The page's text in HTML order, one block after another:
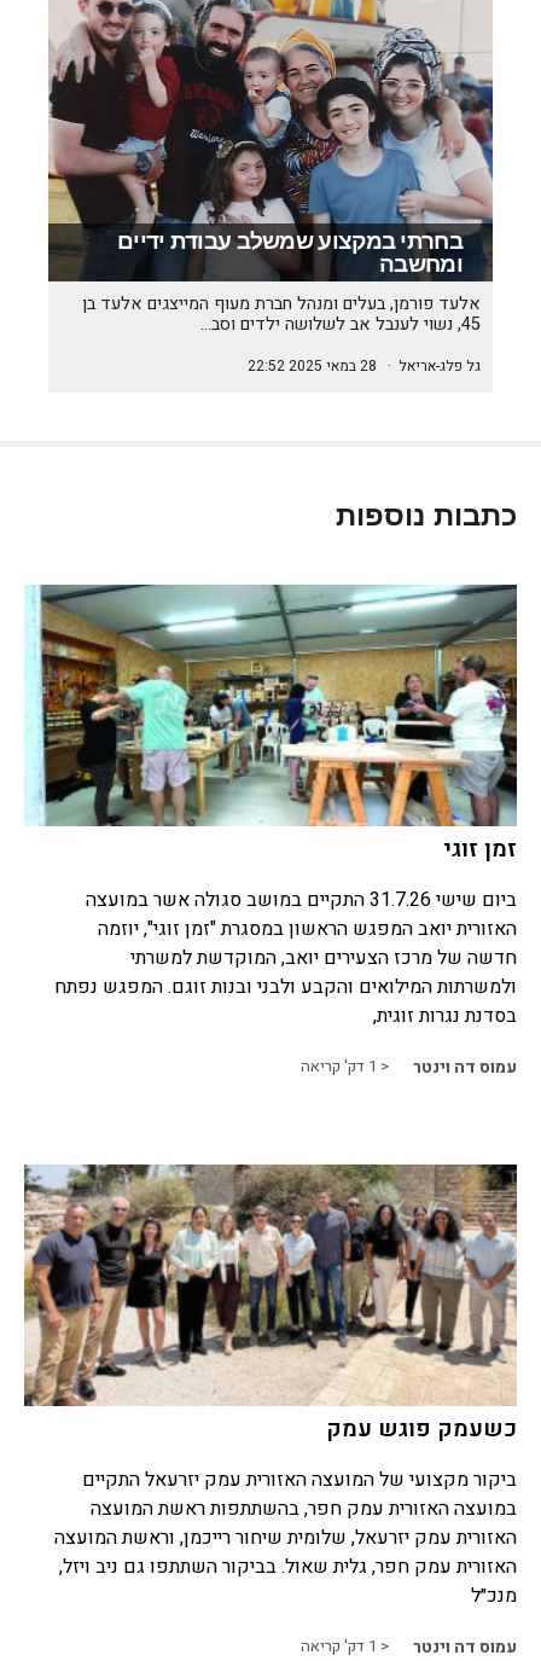
בחרתי במקצוע שמשלב עבודת ידיים
ומחשבה
אלעד פורמן, בעלים ומנהל חברת מעוף המייצגים אלעד בן
45, נשוי לענבל אב לשלושה ילדים וסב…
גל פלג-אריאל · 28 במאי 2025 22:52
כתבות נוספות
זמן זוגי
ביום שישי 31.7.26 התקיים במושב סגולה אשר במועצה
האזורית יואב המפגש הראשון במסגרת "זמן זוגי", יוזמה
חדשה של מרכז הצעירים יואב, המוקדשת למשרתי
ולמשרתות המילואים והקבע ולבני ובנות זוגם. המפגש נפתח
בסדנת נגרות זוגית,
עמוס דה וינטר < 1 דק' קריאה
כשעמק פוגש עמק
ביקור מקצועי של המועצה האזורית עמק יזרעאל התקיים
במועצה האזורית עמק חפר, בהשתתפות ראשת המועצה
האזורית עמק יזרעאל, שלומית שיחור רייכמן, וראשת המועצה
האזורית עמק חפר, גלית שאול. בביקור השתתפו גם ניב ויזל,
מנכ״ל
עמוס דה וינטר < 1 דק' קריאה